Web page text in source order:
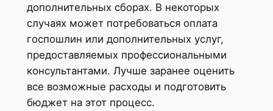
дополнительных сборах. В некоторых
случаях может потребоваться оплата
госпошлин или дополнительных услуг,
предоставляемых профессиональными
консультантами. Лучше заранее оценить
все возможные расходы и подготовить
бюджет на этот процесс.